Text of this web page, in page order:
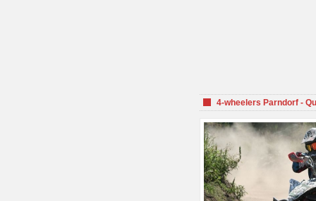
4-wheelers Parndorf -